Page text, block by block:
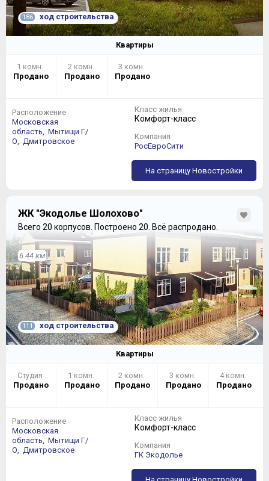
186 ход строительства
Квартиры
1 комн.
Продано
2 комн.
Продано
3 комн.
Продано
Расположение
Московская
область, Мытищи Г/
О, Дмитровское
Класс жилья
Комфорт-класс
Компания
РосЕвроСити
На страницу Новостройки
ЖК "Экодолье Шолохово"
Всего 20 корпусов. Построено 20. Всё распродано.
6.44 км
111 ход строительства
Квартиры
Студия
Продано
1 комн.
Продано
2 комн.
Продано
3 комн.
Продано
4 комн.
Продано
Расположение
Московская
область, Мытищи Г/
О, Дмитровское
Класс жилья
Комфорт-класс
Компания
ГК Экодолье